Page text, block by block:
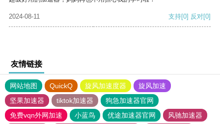
2024-08-11 支持[0] 反对[0]
友情链接
网站地图 QuickQ 旋风加速度器
旋风加速
坚果加速器
tiktok加速器
狗急加速器官网
免费vqn外网加速
小蓝鸟 优途加速器官网 风驰加速器